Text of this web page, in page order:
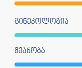
გინეკოლოგია
მეანობა